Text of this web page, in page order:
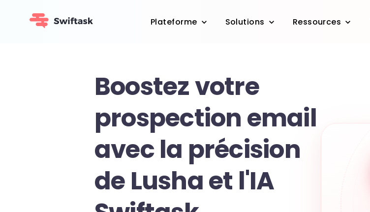
Plateforme Solutions Ressources
Boostez votre
prospection email
avec la précision
de Lusha et l'IA